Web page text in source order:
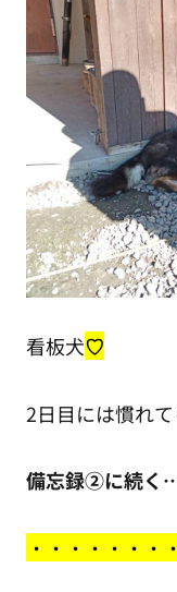
看板犬♡
2日目には慣れ
備忘録②に続く
・ ・・・・・・